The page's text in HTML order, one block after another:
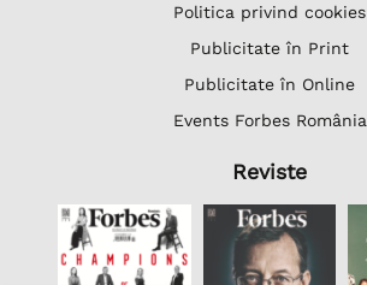
Politica privind cookies
Publicitate în Print
Publicitate în Online
Events Forbes România
Reviste